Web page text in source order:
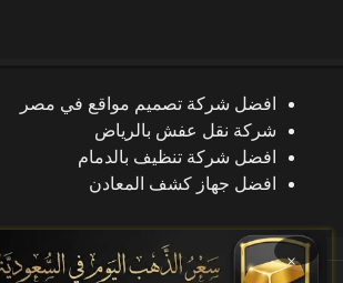
افضل شركة تصميم مواقع في مصر
شركة نقل عفش بالرياض
افضل شركة تنظيف بالدمام
افضل جهاز كشف المعادن
×